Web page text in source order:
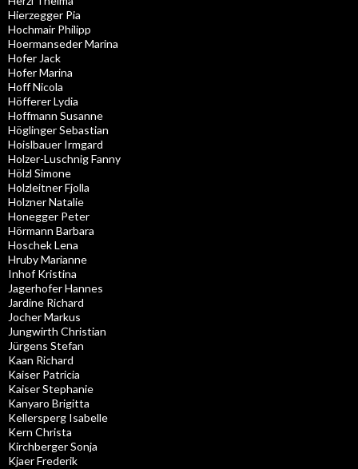
Hierzegger Pia
Hochmair Philipp
Hoermanseder Marina
Hofer Jack
Hofer Marina
Hoff Nicola
Höfferer Lydia
Hoffmann Susanne
Höglinger Sebastian
Hoislbauer Irmgard
Holzer-Luschnig Fanny
Hölzl Simone
Holzleitner Fjolla
Holzner Natalie
Honegger Peter
Hörmann Barbara
Hoschek Lena
Hruby Marianne
Inhof Kristina
Jagerhofer Hannes
Jardine Richard
Jocher Markus
Jungwirth Christian
Jürgens Stefan
Kaan Richard
Kaiser Patricia
Kaiser Stephanie
Kanyaro Brigitta
Kellersperg Isabelle
Kern Christa
Kirchberger Sonja
Kjaer Frederik